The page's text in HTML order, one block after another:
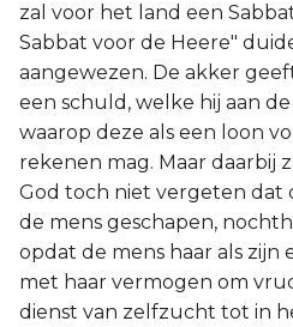
zal voor het land een
Sabbat voor de Heere"
aangewezen. De akker
een schuld, welke hij aan
waarop deze als een loon
rekenen mag. Maar daarbij
God toch niet vergeten dat
de mens geschapen,
opdat de mens haar als zijn
met haar vermogen om
dienst van zelfzucht tot in